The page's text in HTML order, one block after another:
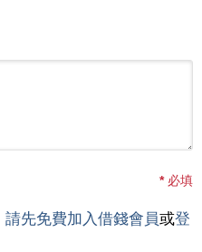
*必填
請先免費加入借錢會員或登